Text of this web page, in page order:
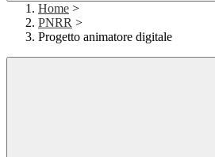
Home >
PNRR >
Progetto animatore digitale